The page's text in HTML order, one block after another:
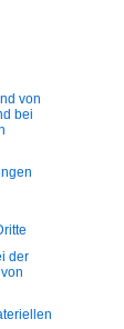
von
bei
der